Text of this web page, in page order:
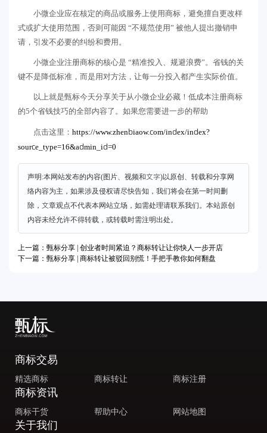
小微企业应在核定的商品或服务上使用商标，避免擅自更改样
式或扩大使用范围，否则可能因 “不规范使用” 被他人提出撤销申
请，引发不必要的纠纷和费用。
小微企业注册商标的核心是 “精准投入、规避浪费”。省钱的关
键不是降低标准，而是用对方法，让每一分投入都产生实际价值。
以上就是甄标今天分享关于从小微企业必藏！低成本注册商标
的5个省钱技巧的全部内容了。如果您需要进一步的帮助
点击这里： https://www.zhenbiaow.com/index/index?
source_type=16&admin_id=0
声明:本网站发布的内容(图片、视频和文字)以原创、转载和分享网
络内容为主，如果涉及侵权请尽快告知，我们将会在第一时间删
除，文章观点不代表本网站立场，如需处理请联系我们。本站原创
内容未经允许不得转载，或转载时需注明出处。
上一篇：甄标分享 | 创业者时间紧迫？商标转让让你快人一步开店
下一篇：甄标分享 | 商标转让被驳回别慌！手把手教你如何翻盘
商标交易
精选商标 商标转让 商标注册
商标资讯
商标干货 帮助中心 网站地图
关于我们